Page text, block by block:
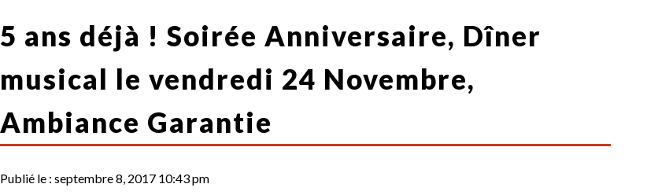
5 ans déjà ! Soirée Anniversaire, Dîner
musical le vendredi 24 Novembre,
Ambiance Garantie
Publié le :septembre 8, 2017 10:43 pm